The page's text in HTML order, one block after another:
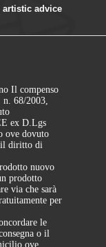
artistic advice
Il compenso
68/2003,
ex D.Lgs
ove dovuto
il diritto di
nuovo
prodotto
via che sarà
per
le
o il
ove